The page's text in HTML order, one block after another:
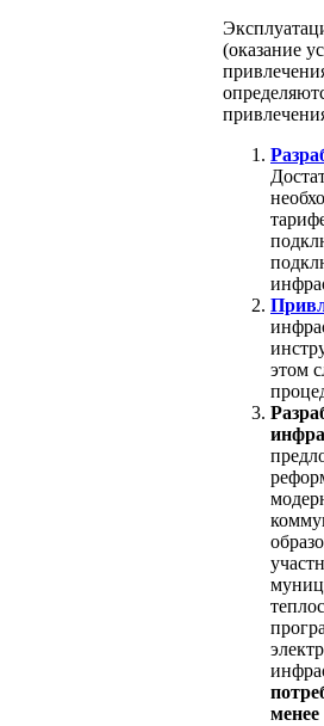
(оказание
этом